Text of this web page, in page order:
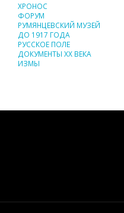
ХРОНОС
ФОРУМ
РУМЯНЦЕВСКИЙ МУЗЕЙ
ДО 1917 ГОДА
РУССКОЕ ПОЛЕ
ДОКУМЕНТЫ XX ВЕКА
ИЗМЫ